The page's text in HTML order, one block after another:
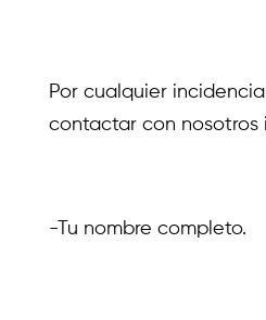
Por cualquier
contactar con nosotros
-Tu nombre completo.